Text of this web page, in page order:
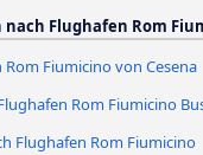
Flughafen Rom
Rom Fiumicino von Cesena
Rom Fiumicino
Flughafen Rom Fiumicino